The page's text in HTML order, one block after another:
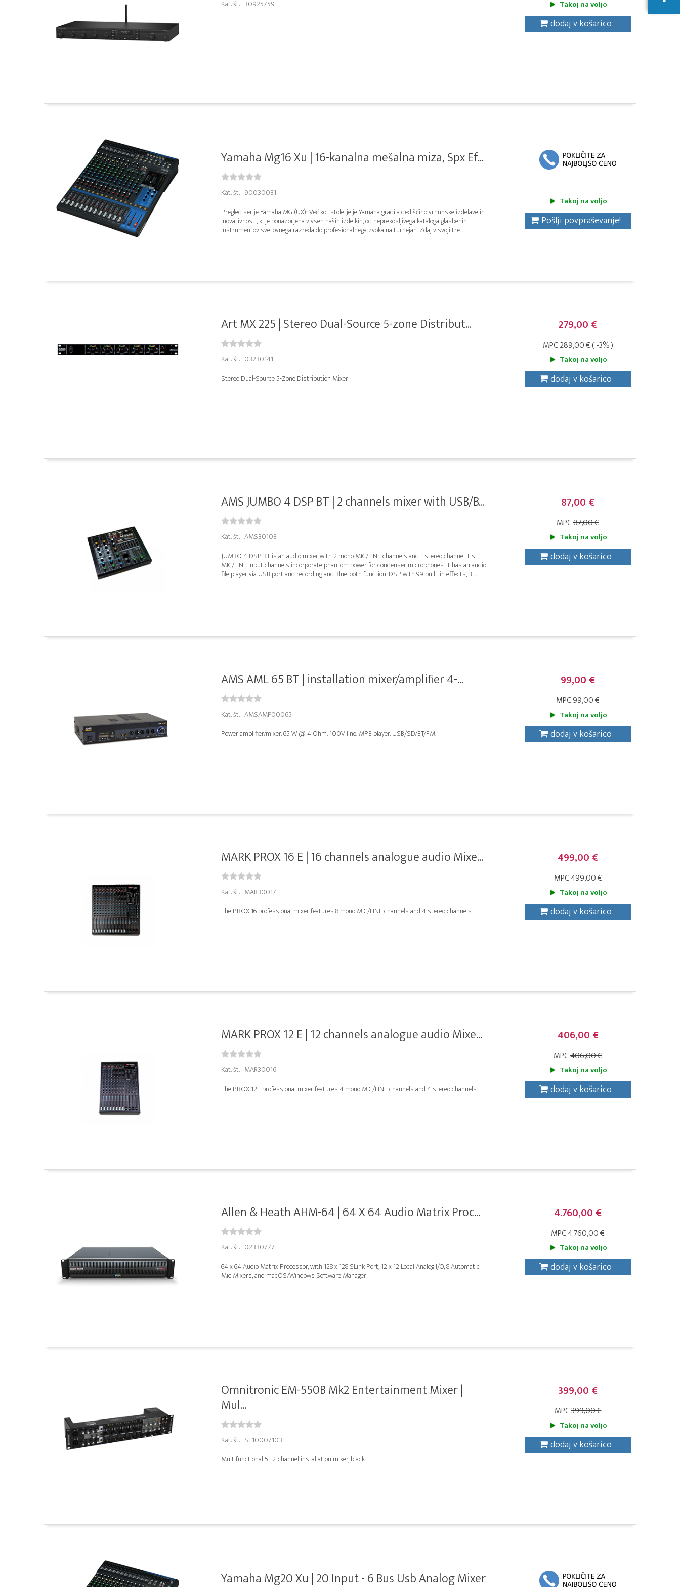
Kat. št. : 30925759 Takoj na voljo
dodaj v košarico
Yamaha Mg16 Xu | 16-kanalna mešalna miza, Spx Ef...
Kat. št. : 90030031
Pregled serije Yamaha MG (UX): Več kot stoletje je Yamaha gradila dediščino vrhunske izdelave in
inovativnosti, ki je ponazorjena v vseh naših izdelkih, od neprekosljivega kataloga glasbenih
instrumentov svetovnega razreda do profesionalnega zvoka na turnejah. Zdaj v svoji tre...
Takoj na voljo
Pošlji povpraševanje!
Art MX 225 | Stereo Dual-Source 5-zone Distribut...
Kat. št. : 03230141
Stereo Dual-Source 5-Zone Distribution Mixer
279,00 €
MPC289,00 €( -3% )
Takoj na voljo
dodaj v košarico
AMS JUMBO 4 DSP BT | 2 channels mixer with USB/B...
Kat. št. : AMS30103
JUMBO 4 DSP BT is an audio mixer with 2 mono MIC/LINE channels and 1 stereo channel. Its
MIC/LINE input channels incorporate phantom power for condenser microphones. It has an audio
file player via USB port and recording and Bluetooth function, DSP with 99 built-in effects, 3 ...
87,00 €
MPC87,00 €
Takoj na voljo
dodaj v košarico
AMS AML 65 BT | installation mixer/amplifier 4-...
Kat. št. : AMSAMP00065
Power amplifier/mixer. 65 W @ 4 Ohm. 100V line. MP3 player. USB/SD/BT/FM.
99,00 €
MPC99,00 €
Takoj na voljo
dodaj v košarico
MARK PROX 16 E | 16 channels analogue audio Mixe...
Kat. št. : MAR30017
The PROX 16 professional mixer features 8 mono MIC/LINE channels and 4 stereo channels.
499,00 €
MPC499,00 €
Takoj na voljo
dodaj v košarico
MARK PROX 12 E | 12 channels analogue audio Mixe...
Kat. št. : MAR30016
The PROX 12E professional mixer features 4 mono MIC/LINE channels and 4 stereo channels.
406,00 €
MPC406,00 €
Takoj na voljo
dodaj v košarico
Allen & Heath AHM-64 | 64 X 64 Audio Matrix Proc...
Kat. št. : 02330777
64 x 64 Audio Matrix Processor, with 128 x 128 SLink Port, 12 x 12 Local Analog I/O, 8 Automatic
Mic Mixers, and macOS/Windows Software Manager
4.760,00 €
MPC4.760,00 €
Takoj na voljo
dodaj v košarico
Omnitronic EM-550B Mk2 Entertainment Mixer |
Mul...
Kat. št. : ST10007103
Multifunctional 5+2-channel installation mixer, black
399,00 €
MPC399,00 €
Takoj na voljo
dodaj v košarico
Yamaha Mg20 Xu | 20 Input - 6 Bus Usb Analog Mixer